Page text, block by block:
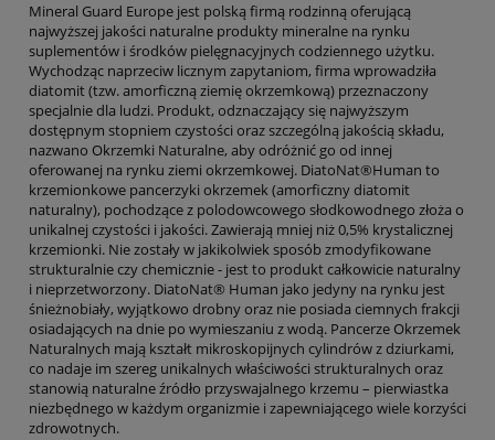
Mineral Guard Europe jest polską firmą rodzinną oferującą
najwyższej jakości naturalne produkty mineralne na rynku
suplementów i środków pielęgnacyjnych codziennego użytku.
Wychodząc naprzeciw licznym zapytaniom, firma wprowadziła
diatomit (tzw. amorficzną ziemię okrzemkową) przeznaczony
specjalnie dla ludzi. Produkt, odznaczający się najwyższym
dostępnym stopniem czystości oraz szczególną jakością składu,
nazwano Okrzemki Naturalne, aby odróżnić go od innej
oferowanej na rynku ziemi okrzemkowej. DiatoNat®Human to
krzemionkowe pancerzyki okrzemek (amorficzny diatomit
naturalny), pochodzące z polodowcowego słodkowodnego złoża o
unikalnej czystości i jakości. Zawierają mniej niż 0,5% krystalicznej
krzemionki. Nie zostały w jakikolwiek sposób zmodyfikowane
strukturalnie czy chemicznie - jest to produkt całkowicie naturalny
i nieprzetworzony. DiatoNat® Human jako jedyny na rynku jest
śnieżnobiały, wyjątkowo drobny oraz nie posiada ciemnych frakcji
osiadających na dnie po wymieszaniu z wodą. Pancerze Okrzemek
Naturalnych mają kształt mikroskopijnych cylindrów z dziurkami,
co nadaje im szereg unikalnych właściwości strukturalnych oraz
stanowią naturalne źródło przyswajalnego krzemu – pierwiastka
niezbędnego w każdym organizmie i zapewniającego wiele korzyści
zdrowotnych.